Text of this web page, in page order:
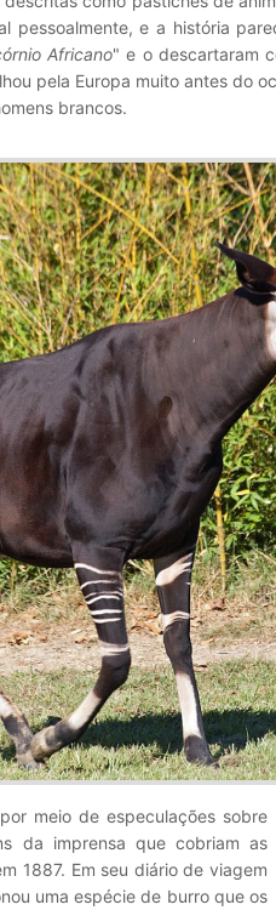
pessoalmente, e a história
Africano" e o descartaram
pela Europa muito antes do
brancos.
meio de especulações sobre
da imprensa que cobriam as
1887. Em seu diário de viagem
uma espécie de burro que os